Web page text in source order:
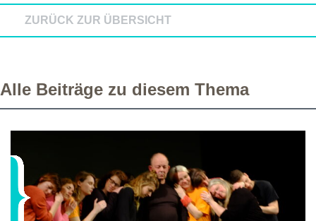
ZURÜCK ZUR ÜBERSICHT
Alle Beiträge zu diesem Thema